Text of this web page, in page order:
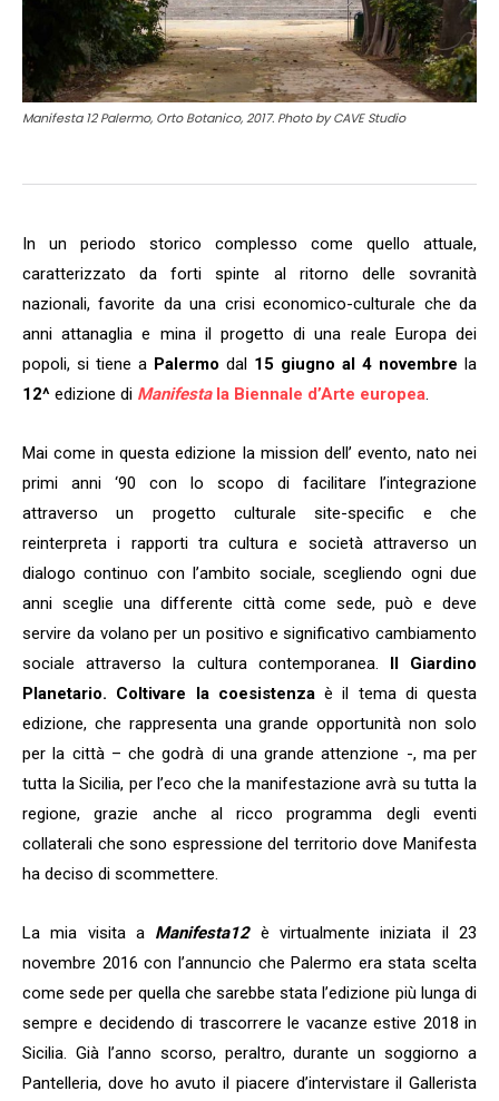
Manifesta 12 Palermo, Orto Botanico, 2017. Photo by CAVE Studio
In un periodo storico complesso come quello attuale,
caratterizzato da forti spinte al ritorno delle sovranità
nazionali, favorite da una crisi economico-culturale che da
anni attanaglia e mina il progetto di una reale Europa dei
popoli, si tiene a Palermo dal 15 giugno al 4 novembre la
12^ edizione di Manifestala Biennale d’Arte europea
Mai come in questa edizione la mission dell’ evento, nato nei
primi anni ‘90 con lo scopo di facilitare l’integrazione
attraverso un progetto culturale site-specific e che
reinterpreta i rapporti tra cultura e società attraverso un
dialogo continuo con l’ambito sociale, scegliendo ogni due
anni sceglie una differente città come sede, può e deve
servire da volano per un positivo e significativo cambiamento
sociale attraverso la cultura contemporanea. Il Giardino
Planetario. Coltivare la coesistenzaè il tema di questa
edizione, che rappresenta una grande opportunità non solo
per la città – che godrà di una grande attenzione -, ma per
tutta la Sicilia, per l’eco che la manifestazione avrà su tutta la
regione, grazie anche al ricco programma degli eventi
collaterali che sono espressione del territorio dove Manifesta
ha deciso di scommettere.
La mia visita a Manifesta12è virtualmente iniziata il 23
novembre 2016 con l’annuncio che Palermo era stata scelta
come sede per quella che sarebbe stata l’edizione più lunga di
sempre e decidendo di trascorrere le vacanze estive 2018 in
Sicilia. Già l’anno scorso, peraltro, durante un soggiorno a
Pantelleria, dove ho avuto il piacere d’intervistare il Gallerista